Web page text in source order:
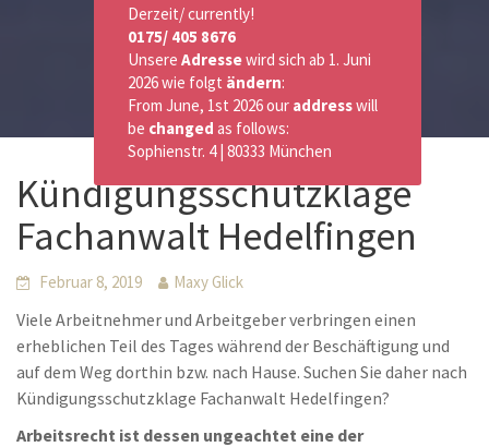
Kündigungsschutzklage
Fachanwalt Hedelfingen
Februar 8, 2019 Maxy Glick
Viele Arbeitnehmer und Arbeitgeber verbringen einen
erheblichen Teil des Tages während der Beschäftigung und
auf dem Weg dorthin bzw. nach Hause. Suchen Sie daher nach
Kündigungsschutzklage Fachanwalt Hedelfingen?
Arbeitsrecht ist dessen ungeachtet eine der
Derzeit/ currently!
0175/ 405 8676
Unsere Adressewird sich ab 1. Juni
2026 wie folgt ändern:
From June, 1st 2026 our addresswill
be changed as follows:
Sophienstr. 4 | 80333 München